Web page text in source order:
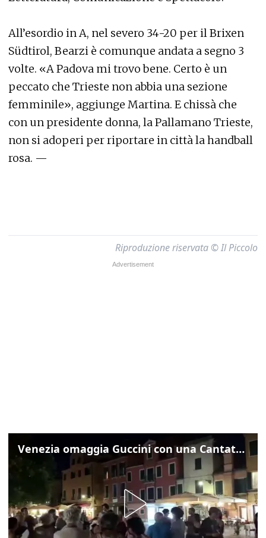
All’esordio in A, nel severo 34-20 per il Brixen
Südtirol, Bearzi è comunque andata a segno 3
volte. «A Padova mi trovo bene. Certo è un
peccato che Trieste non abbia una sezione
femminile», aggiunge Martina. E chissà che
con un presidente donna, la Pallamano Trieste,
non si adoperi per riportare in città la handball
rosa. —
Riproduzione riservata © Il Piccolo
Venezia omaggia Guccini con una Cantata Anarchica in campo Santa Margherita